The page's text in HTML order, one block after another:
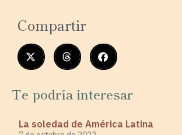
Compartir
Te podría interesar
La soledad de América Latina